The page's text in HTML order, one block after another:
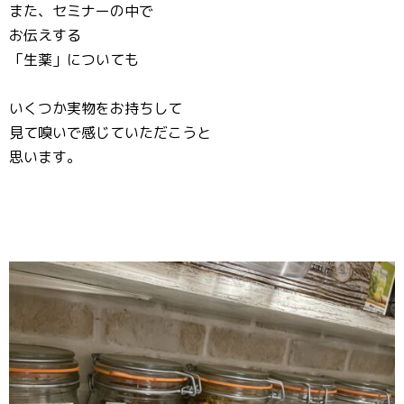
また、セミナーの中で
お伝えする
「生薬」についても
いくつか実物をお持ちして
見て嗅いで感じていただこうと
思います。